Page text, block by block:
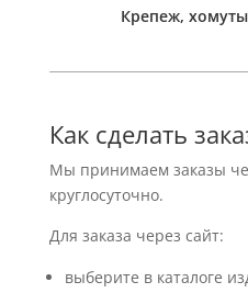
Крепеж,
Как сделать
Мы принимаем заказы
круглосуточно.
Для заказа через сайт:
выберите в каталоге